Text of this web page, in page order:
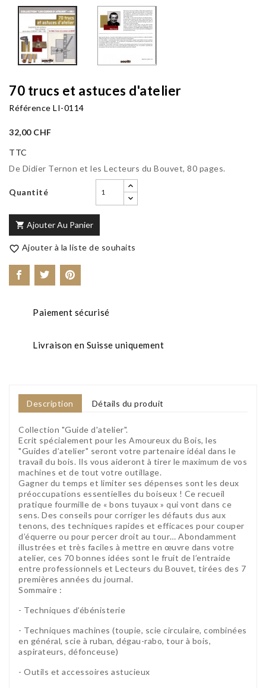
70 trucs et astuces d'atelier
Référence LI-0114
32,00 CHF
TTC
De Didier Ternon et les Lecteurs du Bouvet, 80 pages.
Quantité
 Ajouter Au Panier
 Ajouter à la liste de souhaits
Paiement sécurisé
Livraison en Suisse uniquement
Description Détails du produit
Collection "Guide d'atelier".
Ecrit spécialement pour les Amoureux du Bois, les
"Guides d’atelier" seront votre partenaire idéal dans le
travail du bois. Ils vous aideront à tirer le maximum de vos
machines et de tout votre outillage.
Gagner du temps et limiter ses dépenses sont les deux
préoccupations essentielles du boiseux ! Ce recueil
pratique fourmille de « bons tuyaux » qui vont dans ce
sens. Des conseils pour corriger les défauts dus aux
tenons, des techniques rapides et efficaces pour couper
d’équerre ou pour percer droit au tour… Abondamment
illustrées et très faciles à mettre en œuvre dans votre
atelier, ces 70 bonnes idées sont le fruit de l’entraide
entre professionnels et Lecteurs du Bouvet, tirées des 7
premières années du journal.
Sommaire :
- Techniques d’ébénisterie
- Techniques machines (toupie, scie circulaire, combinées
en général, scie à ruban, dégau-rabo, tour à bois,
aspirateurs, défonceuse)
- Outils et accessoires astucieux